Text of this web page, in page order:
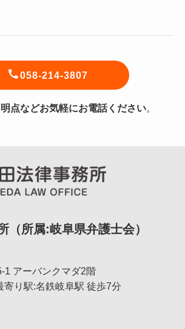
058-214-3807
点などお気軽にお電話ください。
（所属:岐阜県弁護士会）
1 アーバンクマダ2階
寄り駅:名鉄岐阜駅 徒歩7分